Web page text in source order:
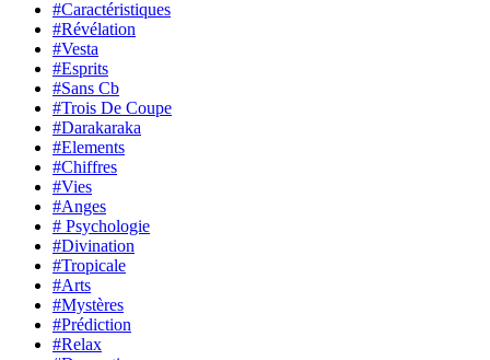
#Caractéristiques
#Révélation
#Vesta
#Esprits
#Sans Cb
#Trois De Coupe
#Darakaraka
#Elements
#Chiffres
#Vies
#Anges
# Psychologie
#Divination
#Tropicale
#Arts
#Mystères
#Prédiction
#Relax